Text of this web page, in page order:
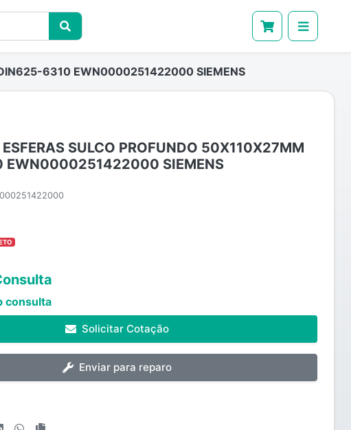
6310 EWN0000251422000 SIEMENS
SULCO PROFUNDO 50X110X27MM
EWN0000251422000 SIEMENS
consulta
Solicitar Cotação
Enviar para reparo